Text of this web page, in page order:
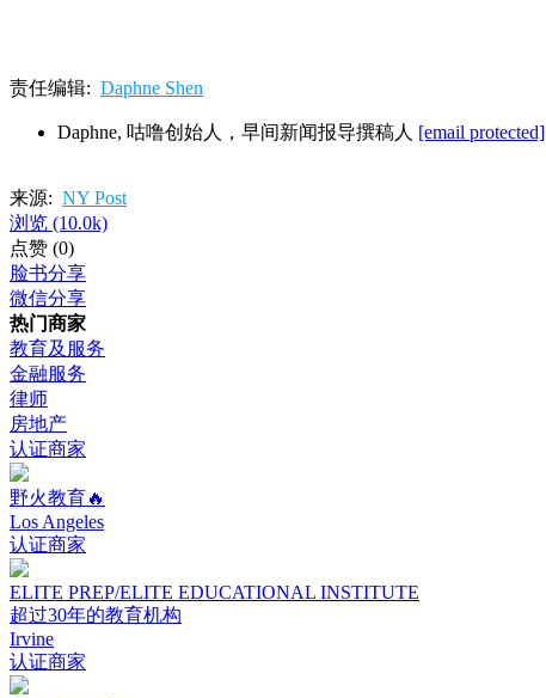
责任编辑: Daphne Shen
Daphne, 咕噜创始人，早间新闻报导撰稿人 [email protected]
来源: NY Post
浏览 (10.0k)
点赞 (0)
脸书分享
微信分享
热门商家
教育及服务
金融服务
律师
房地产
认证商家
野火教育🔥
Los Angeles
认证商家
ELITE PREP/ELITE EDUCATIONAL INSTITUTE
超过30年的教育机构
Irvine
认证商家